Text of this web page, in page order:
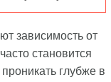
зависимость от
становится
глубже в